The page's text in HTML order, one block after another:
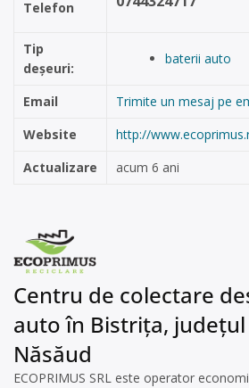
Telefon
Tip
deșeuri:
baterii auto
Email
Trimite un mesaj pe
Website
http://
Actualizare
acum 6 ani
Centru de colectare
auto în Bistrița,
Năsăud
ECOPRIMUS SRL este operator